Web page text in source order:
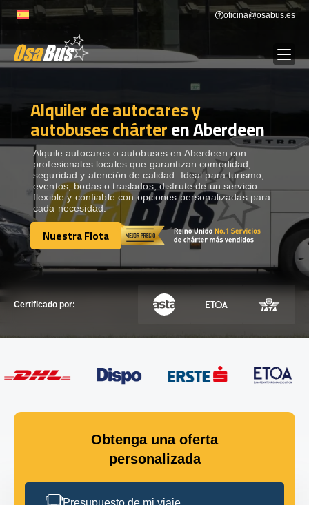
to
oficina@osabus.es
ALQUILER DE AUTOCARES
DESTINOS Show dropdown
RECORRIDAS Show dropdown
FLOTA
Alquiler de autocares y
autobuses chárteren Aberdeen
Alquile autocares o autobuses en Aberdeen con
profesionales locales que garantizan comodidad,
seguridad y atención de calidad. Ideal para turismo,
eventos, bodas o traslados, disfrute de un servicio
flexible y confiable con opciones personalizadas para
cada necesidad.
Nuestra Flota
Nuestra Flota
Certificado por:
Obtenga una oferta
personalizada
Presupuesto de mi viaje